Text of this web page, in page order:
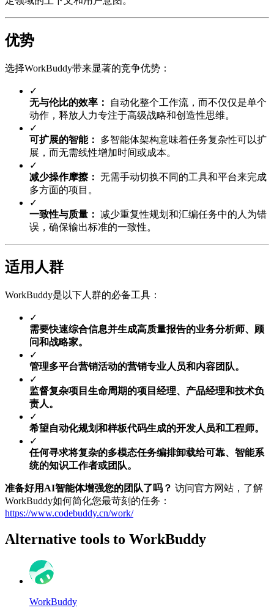
优势
选择WorkBuddy带来显著的竞争优势：
✓
无与伦比的效率：
自动化整个工作流，而不仅仅是单个
动作，释放人力专注于高级战略和创造性思维。
✓
可扩展的智能：
多智能体架构意味着任务复杂性可以扩
展，而无需线性增加时间或成本。
✓
减少操作摩擦： 无需手动切换不同的工具和平台来完成
多方面的项目。
✓
一致性与质量： 减少重复性规划和汇编任务中的人为错
误，确保输出标准的一致性。
适用人群
WorkBuddy是以下人群的必备工具：
✓
需要快速综合信息并生成高质量报告的业务分析师、顾
问和战略家。
✓
管理多平台营销活动的营销专业人员和内容团队。
✓
监督复杂项目生命周期的项目经理、产品经理和技术负
责人。
✓
希望自动化规划和样板代码生成的开发人员和工程师。
✓
任何寻求将复杂的多模态任务编排卸载给可靠、智能系
统的知识工作者或团队。
准备好用AI智能体增强您的团队了吗？ 访问官方网站，了解
WorkBuddy如何简化您最苛刻的任务：
https://www.codebuddy.cn/work/
Alternative tools to WorkBuddy
WorkBuddy